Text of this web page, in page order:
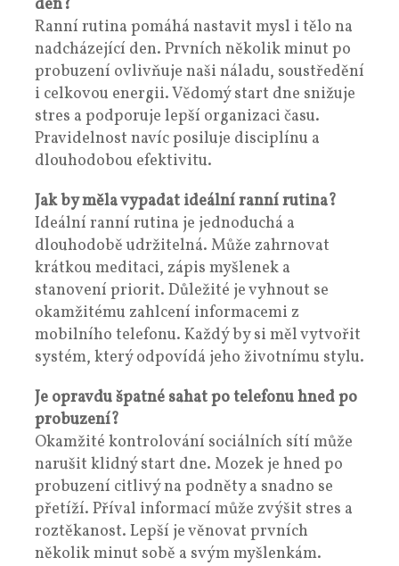
den?
Ranní rutina pomáhá nastavit mysl i tělo na
nadcházející den. Prvních několik minut po
probuzení ovlivňuje naši náladu, soustředění
i celkovou energii. Vědomý start dne snižuje
stres a podporuje lepší organizaci času.
Pravidelnost navíc posiluje disciplínu a
dlouhodobou efektivitu.
Jak by měla vypadat ideální ranní rutina?
Ideální ranní rutina je jednoduchá a
dlouhodobě udržitelná. Může zahrnovat
krátkou meditaci, zápis myšlenek a
stanovení priorit. Důležité je vyhnout se
okamžitému zahlcení informacemi z
mobilního telefonu. Každý by si měl vytvořit
systém, který odpovídá jeho životnímu stylu.
Je opravdu špatné sahat po telefonu hned po
probuzení?
Okamžité kontrolování sociálních sítí může
narušit klidný start dne. Mozek je hned po
probuzení citlivý na podněty a snadno se
přetíží. Příval informací může zvýšit stres a
roztěkanost. Lepší je věnovat prvních
několik minut sobě a svým myšlenkám.